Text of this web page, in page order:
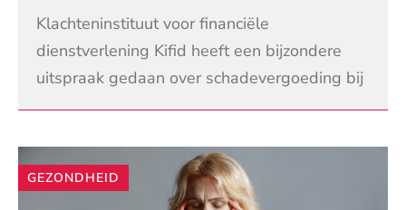
vergoeding als die zelf betaling
doet
Klachteninstituut voor financiële
dienstverlening Kifid heeft een bijzondere
uitspraak gedaan over schadevergoeding bij
bankhelpdeskfraude. De coulanceregeling
LEES VERDER
GEZONDHEID